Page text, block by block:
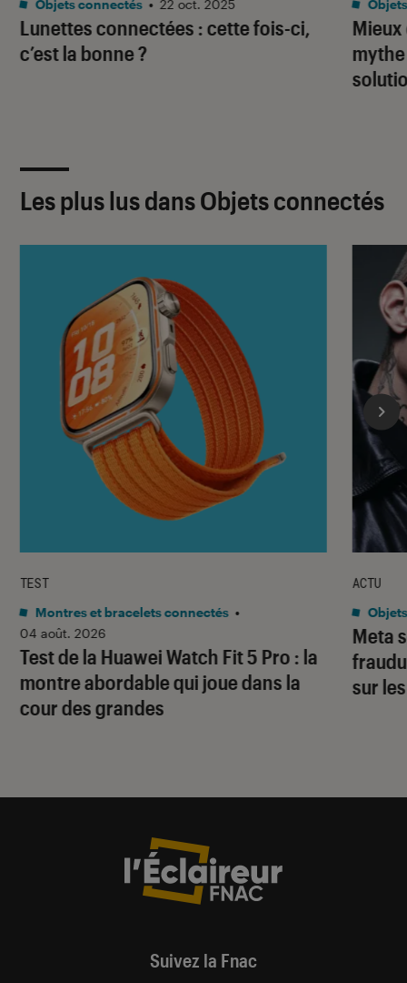
Lunettes connectées : cette fois-ci,
c’est la bonne ?
Objets connectés • 22 oct. 2025
Les plus lus dans Objets connectés
Test de la Huawei Watch Fit 5 Pro : la
montre abordable qui joue dans la
cour des grandes
TEST
Montres et bracelets connectés •
04 août. 2026
Meta
sur
ACTU
Suivez la Fnac